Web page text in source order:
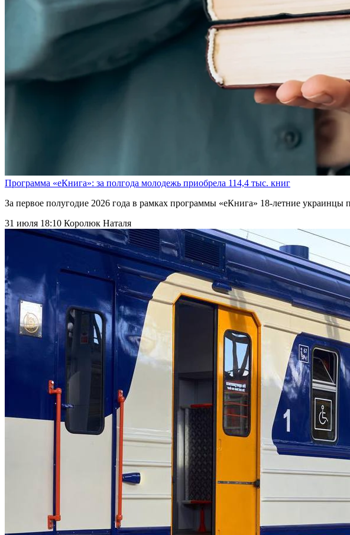
Программа «еКнига»: за полгода молодежь приобрела 114,4 тыс. книг
За первое полугодие 2026 года в рамках программы «еКнига» 18-летние
31 июля 18:10 Королюк Наталя